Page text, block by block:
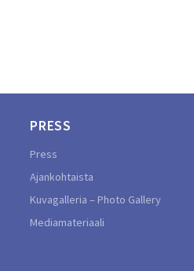
PRESS
Press
Ajankohtaista
Kuvagalleria – Photo Gallery
Mediamateriaali